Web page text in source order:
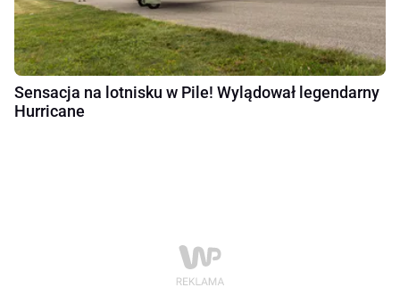
Sensacja na lotnisku w Pile! Wylądował legendarny
Hurricane